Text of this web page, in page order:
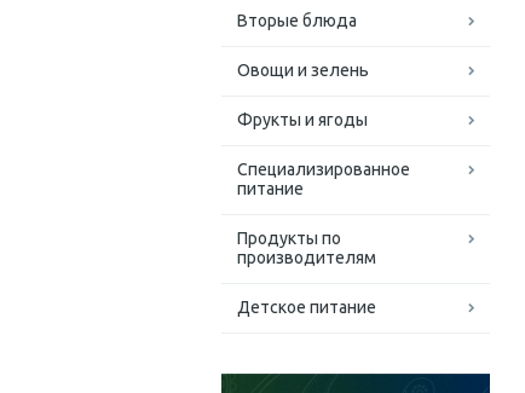
Вторые блюда
Овощи и зелень
Фрукты и ягоды
Специализированное
питание
Продукты по
производителям
Детское питание